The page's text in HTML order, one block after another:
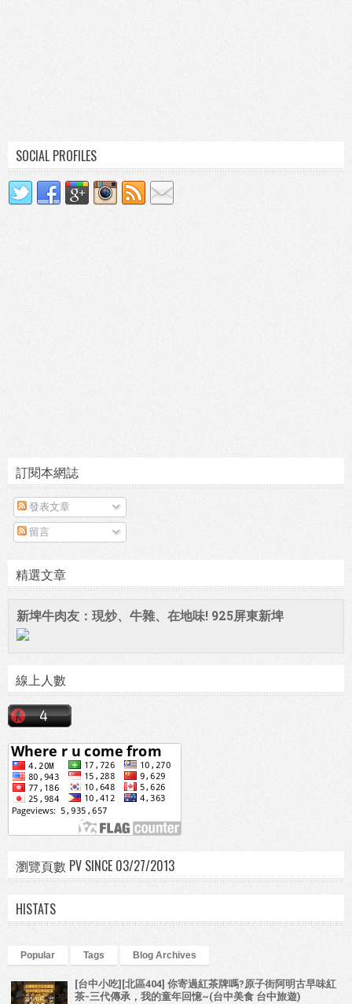
SOCIAL PROFILES
訂閱本網誌
發表文章
留言
精選文章
新埤牛肉友：現炒、牛雜、在地味! 925屏東新埤
線上人數
瀏覽頁數 PV SINCE 03/27/2013
HISTATS
Popular Tags Blog Archives
[台中小吃][北區404] 你寄過紅茶牌嗎?原子街阿明古早味紅
茶-三代傳承，我的童年回憶~(台中美食 台中旅遊)